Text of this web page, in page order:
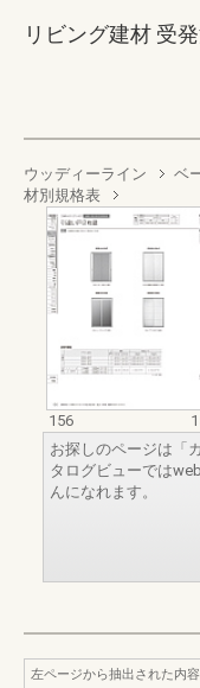
リビング建材 受
ウッディーライン ベ
材別規格表
156
お探しのページは「
タログビューでは
んになれます。
左ページから抽出された内容